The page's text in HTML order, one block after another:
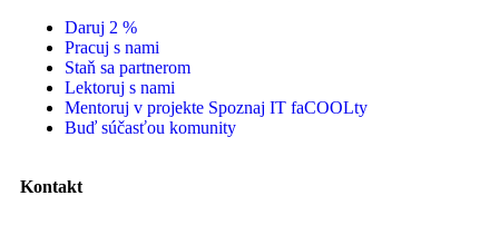
Daruj 2 %
Pracuj s nami
Staň sa partnerom
Lektoruj s nami
Mentoruj v projekte Spoznaj IT faCOOLty
Buď súčasťou komunity
Kontakt